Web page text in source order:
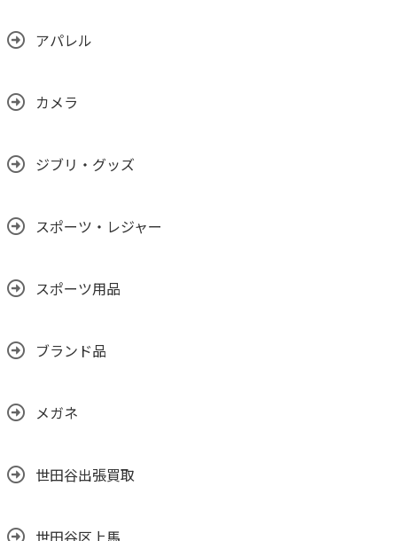
アパレル
カメラ
ジブリ・グッズ
スポーツ・レジャー
スポーツ用品
ブランド品
メガネ
世田谷出張買取
世田谷区上馬